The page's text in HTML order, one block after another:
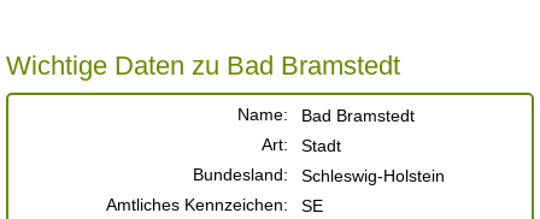
Wichtige Daten zu Bad Bramstedt
Name:
Bad Bramstedt
Art:
Stadt
Bundesland:
Schleswig-Holstein
Amtliches Kennzeichen:
SE